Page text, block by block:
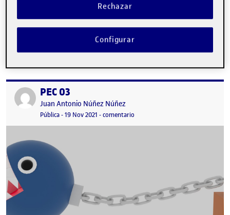
Buenas noches, Os dejo mi trabajo, espero que os guste. Un
Publicado por
PEC 03
Publicado por
Juan Antonio Núñez Núñez
Visibilidad:
Pública-Fecha de publicación
19 Nov 2021 -comentario
Rechazar
Configurar